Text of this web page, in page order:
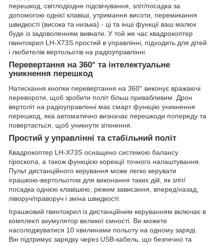
перешкод, світлодіодне підсвічування, зліт/посадка за
допомогою однієї клавіші, утримання висоти, перемикання
швидкості (висока та низька) - ці та інші функції ваш малюк
буде із задоволенням вивчати. У той же час квадрокоптер
гвинтокрил LH-X73S простий в управлінні, підходить для дітей
і любителів вертольотів на радіоуправлінні.
Перевертання на 360° та інтелектуальне
уникнення перешкод
Натискання кнопки перевертання на 360° виконує вражаючі
перевороти, щоб зробити політ більш привабливим. Дрон
вертоліт на радіоуправлінні має смарт функцію уникнення
перешкод, яка автоматично визначає перешкоди попереду та
повертається, щоб уникнути зіткнення.
Простий у управлінні та стабільний політ
Квадрокоптер LH-X73S оснащено системою балансу
гіроскопа, а також функцією корекції точного налаштування.
Пульт дистанційного керування може легко керувати
іграшкою-вертольотом для виконання таких дій, як зліт/
посадка однією клавішею, режим зависання, вперед/назад,
ліворуч/праворуч і зміна швидкості.
Іграшковий гвинтокрил із дистанційним керуванням включає в
комплекті акумулятор великої ємності. Ви можете
насолоджуватися 10 хвилинами польоту на одному заряді.
Він підтримує зарядку через USB-кабель, що безпечно та